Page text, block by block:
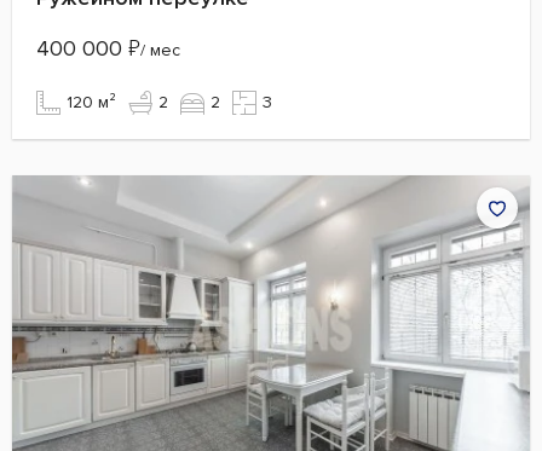
400 000 ₽/ мес
120 м² 2 2 3